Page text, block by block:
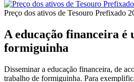
Preço dos ativos de Tesouro Prefixado
A educação financeira é
formiguinha
Disseminar a educação financeira, de
trabalho de formiguinha. Para